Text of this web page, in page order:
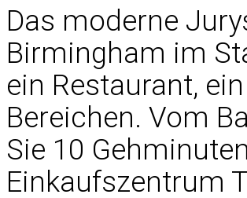
Das moderne
Birmingham im
ein Restaurant,
Bereichen. Vom
Sie 10
Einkaufszentrum